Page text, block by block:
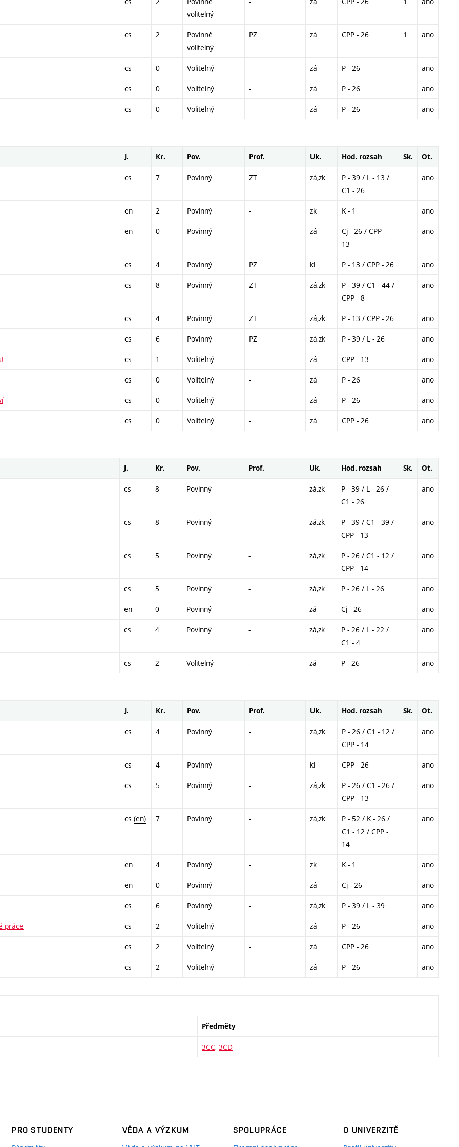
volitelný
cs 2
Povinně
volitelný
PZ zá CPP - 26 1 ano
cs 0 Volitelný - zá P - 26 ano
cs 0 Volitelný - zá P - 26 ano
cs 0 Volitelný - zá P - 26 ano
J. Kr. Pov. Prof. Uk. Hod. rozsah Sk. Ot.
cs 7 Povinný ZT zá,zk
P - 39 / L - 13 /
C1 - 26
ano
en 2 Povinný - zk K - 1 ano
en 0 Povinný - zá
Cj - 26 / CPP -
13
ano
cs 4 Povinný PZ kl P - 13 / CPP - 26 ano
cs 8 Povinný ZT zá,zk
P - 39 / C1 - 44 /
CPP - 8
ano
cs 4 Povinný ZT zá,zk P - 13 / CPP - 26 ano
cs 6 Povinný PZ zá,zk P - 39 / L - 26 ano
cs 1 Volitelný - zá CPP - 13 ano
cs 0 Volitelný - zá P - 26 ano
cs 0 Volitelný - zá P - 26 ano
cs 0 Volitelný - zá CPP - 26 ano
J. Kr. Pov. Prof. Uk. Hod. rozsah Sk. Ot.
cs 8 Povinný - zá,zk
P - 39 / L - 26 /
C1 - 26
ano
cs 8 Povinný - zá,zk
P - 39 / C1 - 39 /
CPP - 13
ano
cs 5 Povinný - zá,zk
P - 26 / C1 - 12 /
CPP - 14
ano
cs 5 Povinný - zá,zk P - 26 / L - 26 ano
en 0 Povinný - zá Cj - 26 ano
cs 4 Povinný - zá,zk
P - 26 / L - 22 /
C1 - 4
ano
cs 2 Volitelný - zá P - 26 ano
J. Kr. Pov. Prof. Uk. Hod. rozsah Sk. Ot.
cs 4 Povinný - zá,zk
P - 26 / C1 - 12 /
CPP - 14
ano
cs 4 Povinný - kl CPP - 26 ano
cs 5 Povinný - zá,zk
P - 26 / C1 - 26 /
CPP - 13
ano
cs (en) 7 Povinný - zá,zk
P - 52 / K - 26 /
C1 - 12 / CPP -
14
ano
en 4 Povinný - zk K - 1 ano
en 0 Povinný - zá Cj - 26 ano
cs 6 Povinný - zá,zk P - 39 / L - 39 ano
práce cs 2 Volitelný - zá P - 26 ano
cs 2 Volitelný - zá CPP - 26 ano
cs 2 Volitelný - zá P - 26 ano
Předměty
3CC, 3CD
PRO STUDENTY
VĚDA A VÝZKUM
SPOLUPRÁCE
O UNIVERZITĚ